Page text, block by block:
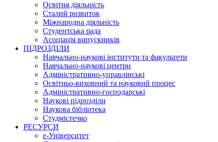
Освітня діяльність
Сталий розвиток
Міжнародна діяльність
Студентська рада
Асоціація випускників
ПІДРОЗДІЛИ
Навчально-наукові інститути та факультети
Навчально-наукові центри
Адміністративно-управлінські
Освітньо-виховний та науковий процес
Адміністративно-господарські
Наукові підрозділи
Наукова бібліотека
Студмістечко
РЕСУРСИ
е-Університет